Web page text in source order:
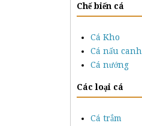
Chế biến cá
Cá Kho
Cá nấu canh
Cá nướng
Các loại cá
Cá trắm